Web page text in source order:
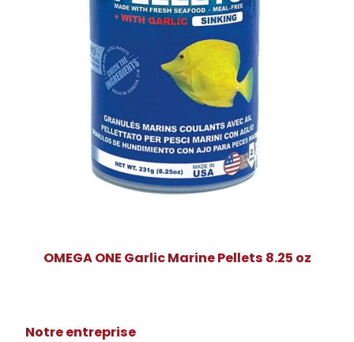
OMEGA ONE Garlic Marine Pellets 8.25 oz
Notre entreprise